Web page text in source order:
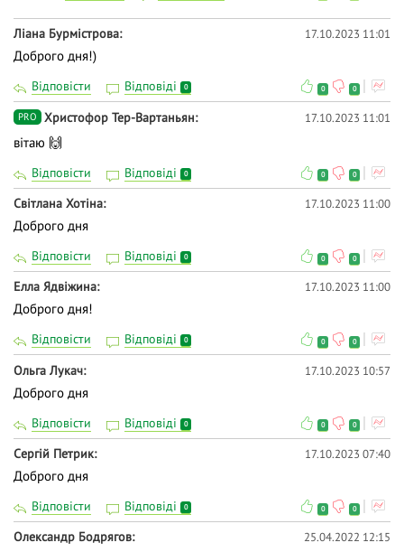
Ліана Бурмістрова 17.10.2023 11:01
Доброго дня!)
Відповісти Відповіді 0 0 0
PRO Христофор Тер-Вартаньян 17.10.2023 11:01
вітаю 🙌
Відповісти Відповіді 0 0 0
Світлана Хотіна 17.10.2023 11:00
Доброго дня
Відповісти Відповіді 0 0 0
Елла Ядвіжина 17.10.2023 11:00
Доброго дня!
Відповісти Відповіді 0 0 0
Ольга Лукач 17.10.2023 10:57
Доброго дня
Відповісти Відповіді 0 0 0
Сергій Петрик 17.10.2023 07:40
Доброго дня
Відповісти Відповіді 0 0 0
Олександр Бодрягов 25.04.2022 12:15